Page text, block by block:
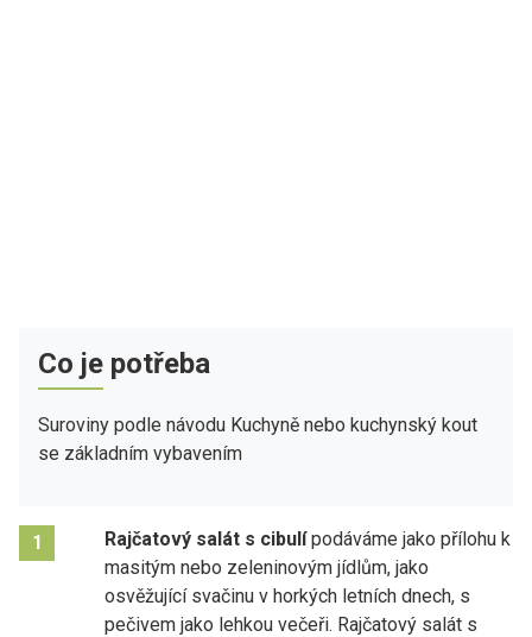
Co je potřeba
Suroviny podle návodu Kuchyně nebo kuchynský kout
se základním vybavením
1 Rajčatový salát s cibulípodáváme jako přílohu k
masitým nebo zeleninovým jídlům, jako
osvěžující svačinu v horkých letních dnech, s
pečivem jako lehkou večeři. Rajčatový salát s